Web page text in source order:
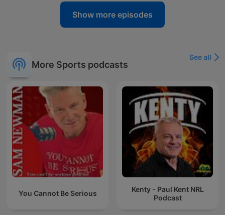
Show more episodes
More Sports podcasts
See all
You Cannot Be Serious
Kenty - Paul Kent NRL
Podcast